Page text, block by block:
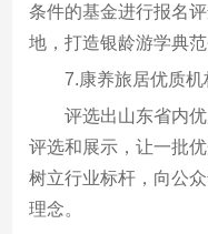
条件的基金进行报名
地，打造银龄游学典范
7.康养旅居优质机
评选出山东省内
评选和展示，让一批
树立行业标杆，向公
理念。